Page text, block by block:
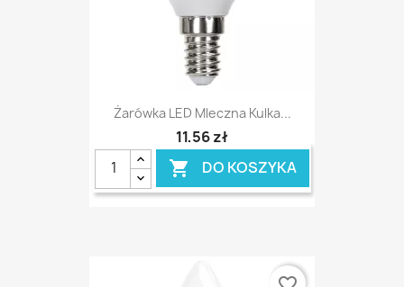
Żarówka LED Mleczna Kulka...
11,56 zł
 DO KOSZYKA